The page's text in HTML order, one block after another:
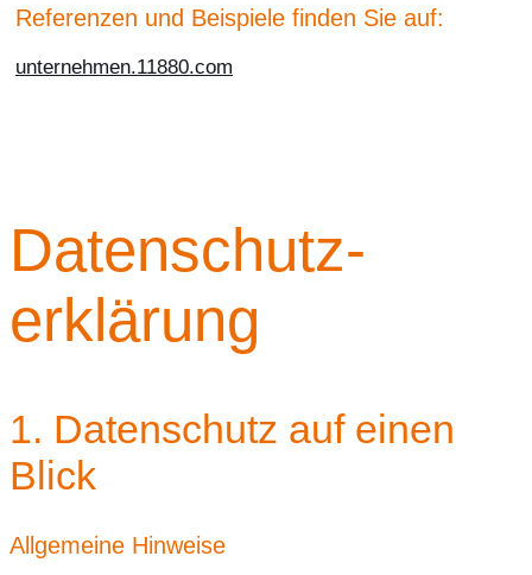
Referenzen und Beispiele finden Sie auf:​
unternehmen.11880.com
Datenschutz­
erklärung
1. Datenschutz auf einen
Blick
Allgemeine Hinweise